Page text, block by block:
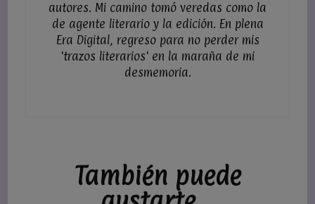
autores. Mi camino tomó veredas como la
de agente literario y la edición. En plena
Era Digital, regreso para no perder mis
'trazos literarios' en la maraña de mi
desmemoria.
También puede